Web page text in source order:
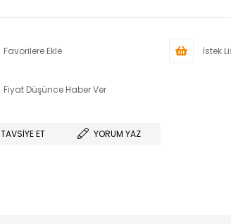
Favorilere Ekle İstek
Fiyat Düşünce Haber Ver
TAVSIYE ET YORUM YAZ